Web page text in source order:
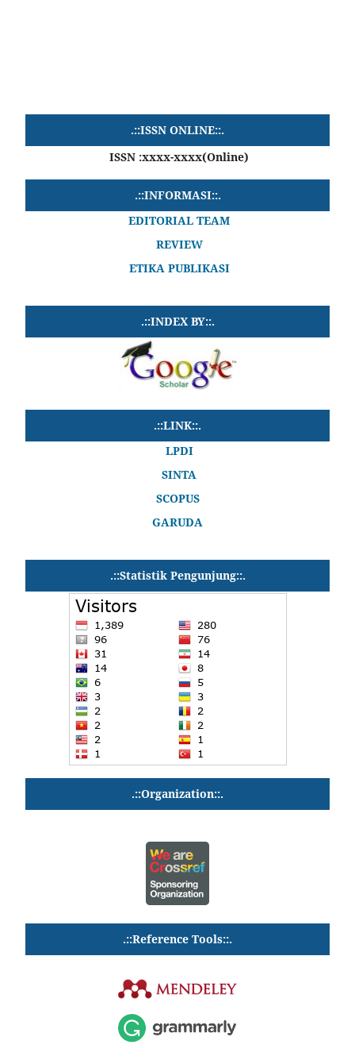
.::ISSN ONLINE::.
ISSN :xxxx-xxxx(Online)
.::INFORMASI::.
EDITORIAL TEAM
REVIEW
ETIKA PUBLIKASI
.::INDEX BY::.
.::LINK::.
LPDI
SINTA
SCOPUS
GARUDA
.::Statistik Pengunjung::.
.::Organization::.
.::Reference Tools::.